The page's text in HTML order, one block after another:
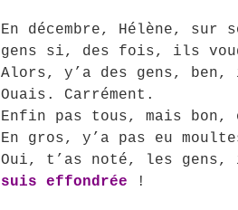
En décembre, Hélène, sur
gens si, des fois, ils
Alors, y’a des gens, ben,
Ouais. Carrément.
Enfin pas tous, mais bon,
En gros, y’a pas eu
Oui, t’as noté, les gens,
suis effondrée !